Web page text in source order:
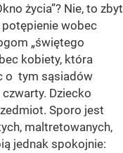
życia”? Nie, to zbyt
wobec
„świętego
kobiety, która
o tym sąsiadów
Dziecko
Sporo jest
maltretowanych,
jednak spokojnie: